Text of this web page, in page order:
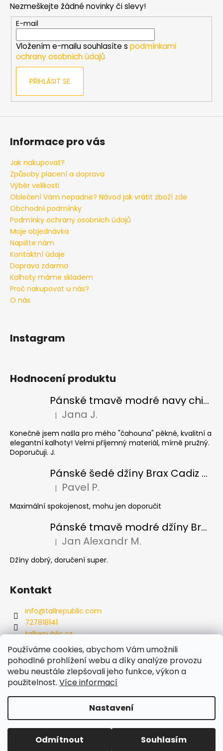
Používáme cookies, abychom Vám umožnili
pohodlné prohlížení webu a díky analýze provozu
webu neustále zlepšovali jeho funkce, výkon a
použitelnost. Více informací
Nastavení
Odmítnout Souhlasím
D
o
p
u
u
j
e
e
PÁNSKÉ
TEPLÁKY
SVĚTLÝ
MELÍR
TALLREPUBLIC
LONGSTER,
PRODLOUŽENÉ
1
399
Kč
Nezmeškejte žádné novinky či slevy!
E-mail
Vložením e-mailu souhlasíte s podmínkami
ochrany osobních údajů
PŘIHLÁSIT SE
Informace pro vás
Jak nakupovat?
Způsoby placení a doprava
Výběr velikosti
Oblečení Vám nepadne? Návod jak vrátit zboží zde
Obchodní podmínky
Podmínky ochrany osobních údajů
Moje objednávka
Napište nám
Kontaktní údaje
Doprava zdarma
Kalhoty máme skladem
Proč nakupovat u nás?
O nás
Instagram
Hodnocení produktu
Pánské tmavě modré navy chinos Ed Baxter, prodloužené
Hodnocení produktu je 5 z 5 hvězdiček.
| Jana J.
Konečně jsem našla pro mého "čahouna" pěkné, kvalitní a
elegantní kalhoty! Velmi příjemný materiál, mírně pružný.
Doporučuji. J.
Pánské šedé džíny Brax Cadiz Grey smoke, prodloužené
Hodnocení produktu je 5 z 5 hvězdiček.
| Pavel P.
Maximální spokojenost, mohu jen doporučit
Pánské tmavě modré džíny Brax Cadiz Dark blue, prodloužené
Hodnocení produktu je 5 z 5 hvězdiček.
| Jan Alexandr M.
Džíny dobrý, doručení super.
Kontakt
info@tallrepublic.com
727818141
tallrepublic.cz
tallrepublic.cz/
727818141
Copyright 2026Tallrepublic . Všechna práva vyhrazena.